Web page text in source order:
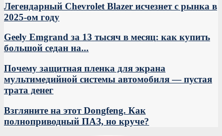
Легендарный Chevrolet Blazer исчезнет с рынка в
2025-ом году
Geely Emgrand за 13 тысяч в месяц: как купить
большой седан на...
Почему защитная пленка для экрана
мультимедийной системы автомобиля — пустая
трата денег
Взгляните на этот Dongfeng. Как
полноприводный ПАЗ, но круче?